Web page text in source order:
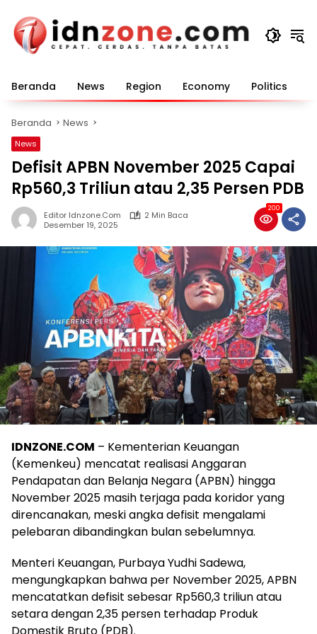
konten
Beranda News Region Economy Politics
Beranda News
News
Defisit APBN November 2025 Capai
Rp560,3 Triliun atau 2,35 Persen PDB
Editor Idnzone.com
2 Min Baca
Desember 19, 2025
200
IDNZONE.COM – Kementerian Keuangan
(Kemenkeu) mencatat realisasi Anggaran
Pendapatan dan Belanja Negara (APBN) hingga
November 2025 masih terjaga pada koridor yang
direncanakan, meski angka defisit mengalami
pelebaran dibandingkan bulan sebelumnya.
Menteri Keuangan, Purbaya Yudhi Sadewa,
mengungkapkan bahwa per November 2025, APBN
mencatatkan defisit sebesar Rp560,3 triliun atau
setara dengan 2,35 persen terhadap Produk
Domestik Bruto (PDB).